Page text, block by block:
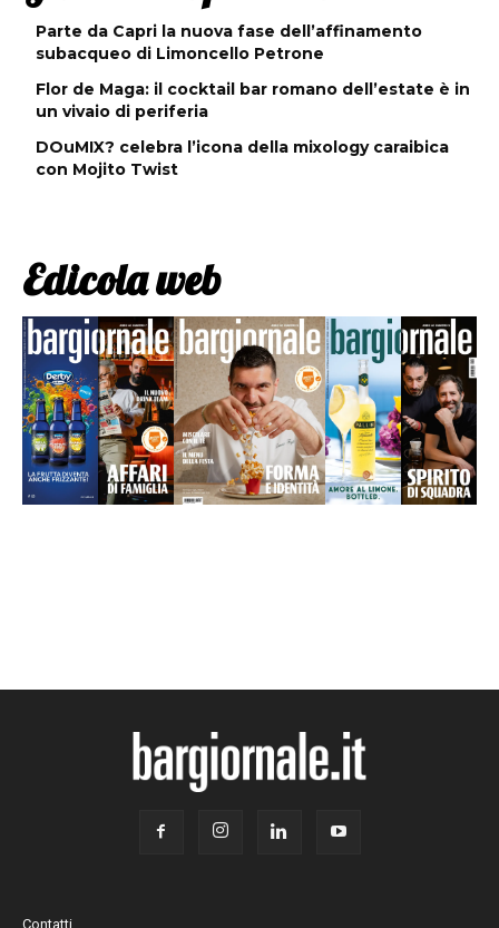
Parte da Capri la nuova fase dell’affinamento
subacqueo di Limoncello Petrone
Flor de Maga: il cocktail bar romano dell’estate è in
un vivaio di periferia
DOuMIX? celebra l’icona della mixology caraibica
con Mojito Twist
Edicola web
Contatti